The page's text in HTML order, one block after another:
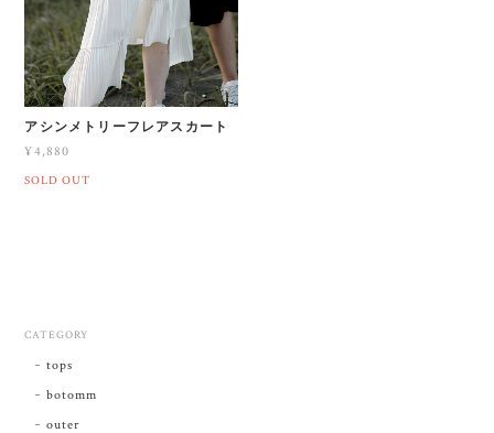
アシンメトリーフレアスカート
¥4,880
SOLD OUT
CATEGORY
tops
botomm
outer